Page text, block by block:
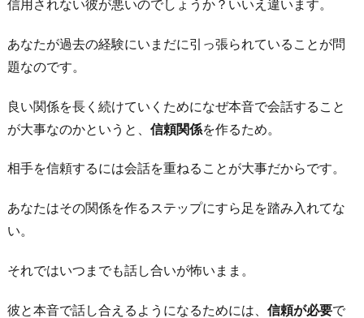
信用されない彼が悪いのでしょうか？いいえ違います。
あなたが過去の経験にいまだに引っ張られていることが問
題なのです。
良い関係を長く続けていくためになぜ本音で会話すること
が大事なのかというと、 信頼関係を作るため。
相手を信頼するには会話を重ねることが大事だからです。
あなたはその関係を作るステップにすら足を踏み入れてな
い。
それではいつまでも話し合いが怖いまま。
彼と本音で話し合えるようになるためには、 信頼が必要で